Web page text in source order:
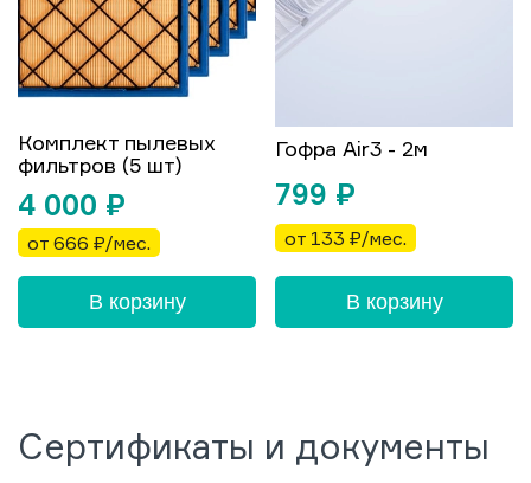
Комплект пылевых
фильтров (5 шт)
4 000 ₽
от 666 ₽/мес.
В корзину
Гофра Air3 - 2м
799 ₽
от 133 ₽/мес.
В корзину
Сертификаты и документы